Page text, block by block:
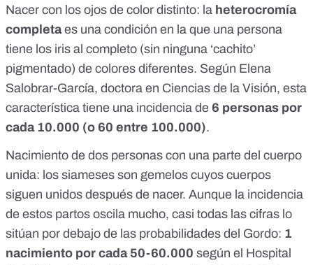
Nacer con los ojos de color distinto: la heterocromía
completaes una condición en la que una persona
tiene los iris al completo (sin ninguna ‘cachito’
pigmentado) de colores diferentes. Según Elena
Salobrar-García, doctora en Ciencias de la Visión, esta
característica tiene una incidencia de 6 personas por
cada 10.000 (o 60 entre 100.000).
Nacimiento de dos personas con una parte del cuerpo
unida: los siameses son gemelos cuyos cuerpos
siguen unidos después de nacer. Aunque la incidencia
de estos partos oscila mucho, casi todas las cifras lo
sitúan por debajo de las probabilidades del Gordo: 1
nacimiento por cada 50-60.000 según el Hospital